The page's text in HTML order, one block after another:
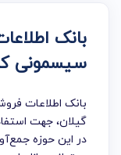
بانک
سیسمونی
بانک اطلاعات
گیلان، جهت
در این حوزه